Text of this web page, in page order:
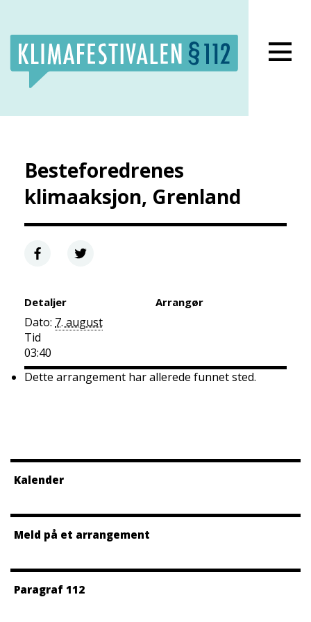
Lukk meny
Besteforedrenes
klimaaksjon, Grenland
Detaljer
Dato: 7. august
Tid
03:40
Arrangør
Dette arrangement har allerede funnet sted.
Kalender
Meld på et arrangement
Paragraf 112